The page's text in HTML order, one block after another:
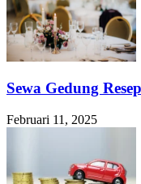
Sewa Gedung
Februari 11, 2025